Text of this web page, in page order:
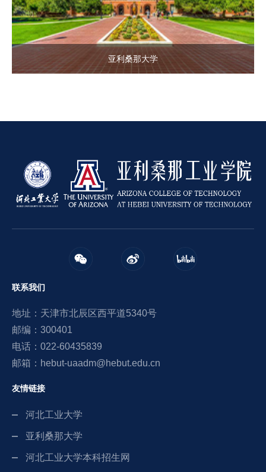
亚利桑那大学
联系我们
地址：天津市北辰区西平道5340号
邮编：300401
电话：022-60435839
邮箱：hebut-uaadm@hebut.edu.cn
友情链接
河北工业大学
亚利桑那大学
河北工业大学本科招生网